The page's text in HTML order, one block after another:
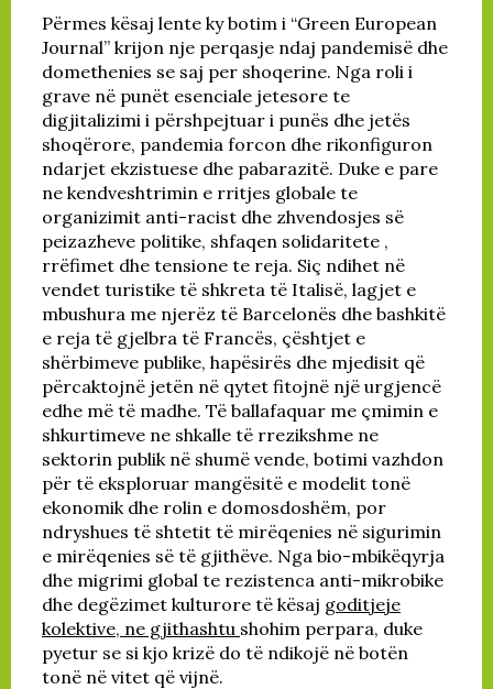
Përmes kësaj lente ky botim i “Green European
Journal” krijon nje perqasje ndaj pandemisë dhe
domethenies se saj per shoqerine. Nga roli i
grave në punët esenciale jetesore te
digjitalizimi i përshpejtuar i punës dhe jetës
shoqërore, pandemia forcon dhe rikonfiguron
ndarjet ekzistuese dhe pabarazitë. Duke e pare
ne kendveshtrimin e rritjes globale te
organizimit anti-racist dhe zhvendosjes së
peizazheve politike, shfaqen solidaritete ,
rrëfimet dhe tensione te reja. Siç ndihet në
vendet turistike të shkreta të Italisë, lagjet e
mbushura me njerëz të Barcelonës dhe bashkitë
e reja të gjelbra të Francës, çështjet e
shërbimeve publike, hapësirës dhe mjedisit që
përcaktojnë jetën në qytet fitojnë një urgjencë
edhe më të madhe. Të ballafaquar me çmimin e
shkurtimeve ne shkalle të rrezikshme ne
sektorin publik në shumë vende, botimi vazhdon
për të eksploruar mangësitë e modelit tonë
ekonomik dhe rolin e domosdoshëm, por
ndryshues të shtetit të mirëqenies në sigurimin
e mirëqenies së të gjithëve. Nga bio-mbikëqyrja
dhe migrimi global te rezistenca anti-mikrobike
dhe degëzimet kulturore të kësaj goditjeje
kolektive, ne gjithashtu shohim perpara, duke
pyetur se si kjo krizë do të ndikojë në botën
tonë në vitet që vijnë.